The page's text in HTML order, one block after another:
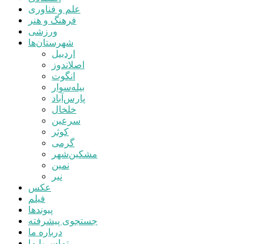
علم و فناوری
فرهنگ و هنر
ورزشی
شهرستان‌ها
اردبیل
اصلاندوز
انگوت
بیله‌سوار
پارس‌آباد
خلخال
سرعین
کوثر
گرمی
مشکین‌شهر
نمین
نیر
عکس
فیلم
پیوندها
جستجوی پیشرفته
درباره ما